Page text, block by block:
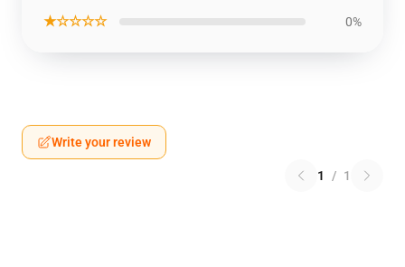
★☆☆☆☆ 0%
Write your review
1 / 1